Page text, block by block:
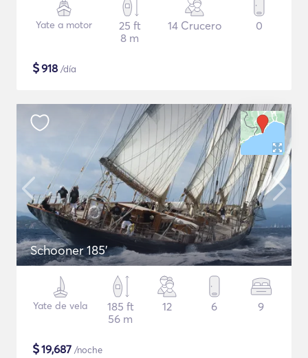
Yate a motor
25 ft
8 m
14 Crucero 0
$918 /día
Schooner 185'
Yate de vela
185 ft
56 m
12 6 9
$19,687 /noche